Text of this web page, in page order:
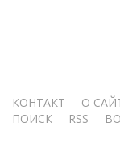
Меню
КОНТАКТ О
ПОИСК
RSS